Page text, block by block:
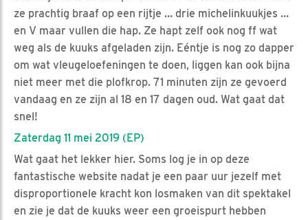
ze prachtig braaf op een rijtje … drie michelinkuukjes …
en V maar vullen die hap. Ze hapt zelf ook nog ff wat
weg als de kuuks afgeladen zijn. Eéntje is nog zo dapper
om wat vleugeloefeningen te doen, liggen kan ook bijna
niet meer met die plofkrop. 71 minuten zijn ze gevoerd
vandaag en ze zijn al 18 en 17 dagen oud. Wat gaat dat
snel!
Zaterdag 11 mei 2019 (EP)
Wat gaat het lekker hier. Soms log je in op deze
fantastische website nadat je een paar uur jezelf met
disproportionele kracht kon losmaken van dit spektakel
en zie je dat de kuuks weer een groeispurt hebben